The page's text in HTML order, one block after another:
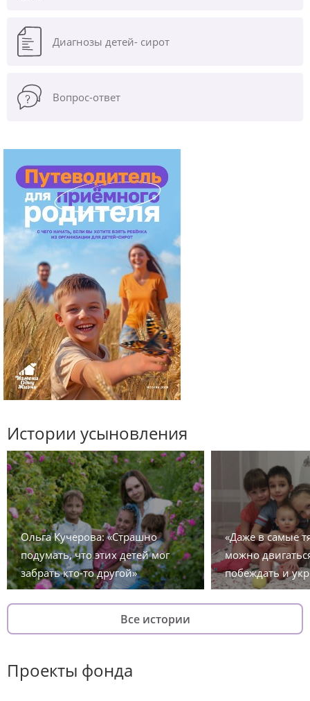
Диагнозы детей- сирот
Вопрос-ответ
Истории усыновления
Ольга Кучерова: «Страшно
подумать, что этих детей мог
забрать кто-то другой»
«Даже в самые
можно
побеждать и
Все истории
Проекты фонда